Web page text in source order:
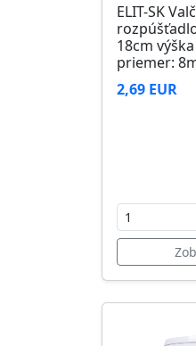
ELIT-SK
18cm
priemer:
2,69 EUR